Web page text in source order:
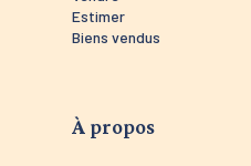
Estimer
Biens vendus
À propos